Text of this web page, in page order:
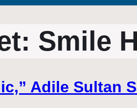
Smile
Adile Sultan